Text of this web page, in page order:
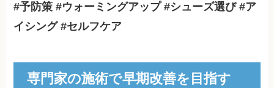
#予防策 #ウォーミングアップ #シューズ選び #ア
イシング #セルフケア
専門家の施術で早期改善を目指す